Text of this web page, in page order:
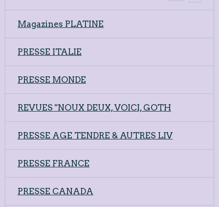
Magazines PLATINE
PRESSE ITALIE
PRESSE MONDE
REVUES "NOUX DEUX, VOICI, GOTH
PRESSE AGE TENDRE & AUTRES LIV
PRESSE FRANCE
PRESSE CANADA